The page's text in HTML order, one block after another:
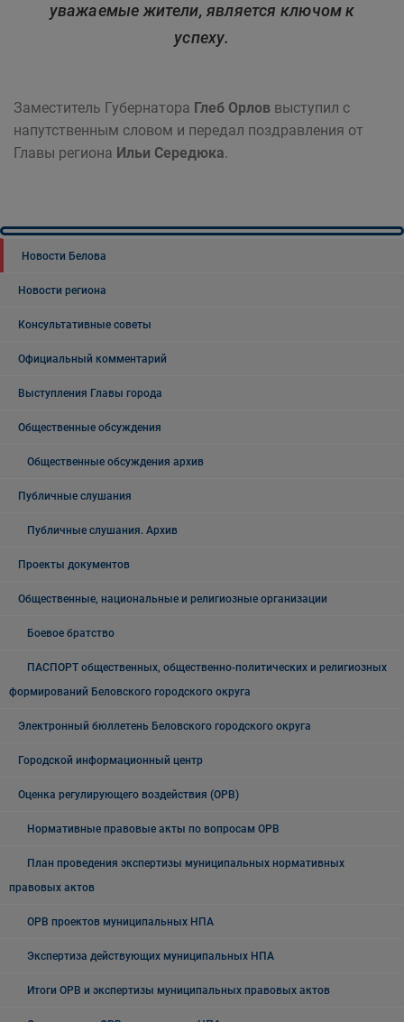
уважаемые жители, является ключом к
успеху.
Заместитель Губернатора Глеб Орлов выступил с
напутственным словом и передал поздравления от
Главы региона Ильи Середюка.
Новости Белова
Новости региона
Консультативные советы
Официальный комментарий
Выступления Главы города
Общественные обсуждения
Общественные обсуждения архив
Публичные слушания
Публичные слушания. Архив
Проекты документов
Общественные, национальные и религиозные организации
Боевое братство
ПАСПОРТ общественных, общественно-политических и религиозных
формирований Беловского городского округа
Электронный бюллетень Беловского городского округа
Городской информационный центр
Оценка регулирующего воздействия (ОРВ)
Нормативные правовые акты по вопросам ОРВ
План проведения экспертизы муниципальных нормативных
правовых актов
ОРВ проектов муниципальных НПА
Экспертиза действующих муниципальных НПА
Итоги ОРВ и экспертизы муниципальных правовых актов